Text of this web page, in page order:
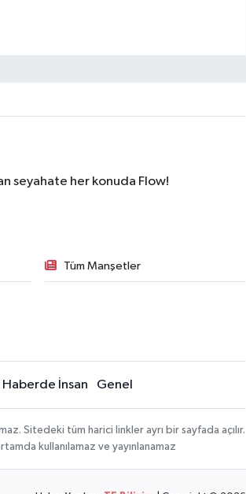
seyahate her konuda Flow!
Tüm Manşetler
Haberde İnsan Genel
Sitedeki tüm harici linkler ayrı bir sayfada açılır.
kullanılamaz ve yayınlanamaz